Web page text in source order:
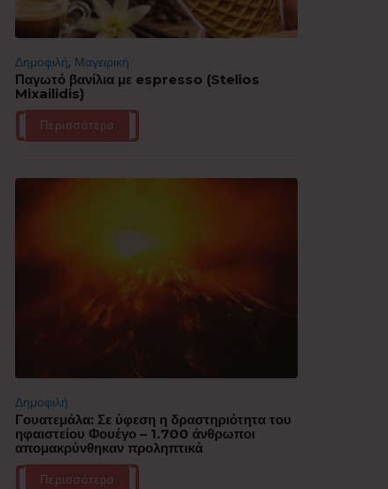
Δημοφιλή, Μαγειρική
Παγωτό βανίλια με espresso (Stelios
Mixailidis)
Περισσότερα
Δημοφιλή
Γουατεμάλα: Σε ύφεση η δραστηριότητα του
ηφαιστείου Φουέγο – 1.700 άνθρωποι
απομακρύνθηκαν προληπτικά
Περισσότερα